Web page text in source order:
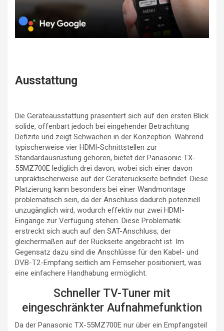
Ausstattung
Die Geräteausstattung präsentiert sich auf den ersten Blick
solide, offenbart jedoch bei eingehender Betrachtung
Defizite und zeigt Schwächen in der Konzeption. Während
typischerweise vier HDMI-Schnittstellen zur
Standardausrüstung gehören, bietet der Panasonic TX-
55MZ700E lediglich drei davon, wobei sich einer davon
unpraktischerweise auf der Geräterückseite befindet. Diese
Platzierung kann besonders bei einer Wandmontage
problematisch sein, da der Anschluss dadurch potenziell
unzugänglich wird, wodurch effektiv nur zwei HDMI-
Eingänge zur Verfügung stehen. Diese Problematik
erstreckt sich auch auf den SAT-Anschluss, der
gleichermaßen auf der Rückseite angebracht ist. Im
Gegensatz dazu sind die Anschlüsse für den Kabel- und
DVB-T2-Empfang seitlich am Fernseher positioniert, was
eine einfachere Handhabung ermöglicht.
Schneller TV-Tuner mit
eingeschränkter Aufnahmefunktion
Da der Panasonic TX-55MZ700E nur über ein Empfangsteil